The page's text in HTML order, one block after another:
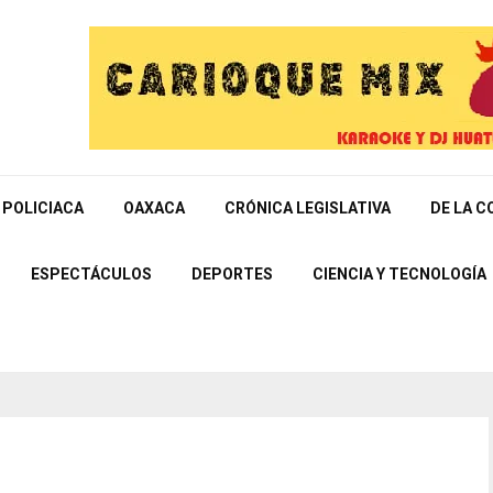
POLICIACA OAXACA CRÓNICA LEGISLATIVA DE LA
ESPECTÁCULOS DEPORTES CIENCIA Y TECNOLOGÍA